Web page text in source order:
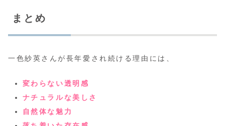
まとめ
一色紗英さんが長年愛され続ける理由には、
変わらない透明感
ナチュラルな美しさ
自然体な魅力